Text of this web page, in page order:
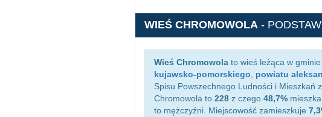
WIEŚ CHROMOWOLA -
Wieś Chromowola to wieś leżąca w gminie
kujawsko-pomorskiego
powiatu
Spisu Powszechnego Ludności i Mieszkań
Chromowola to 228 z czego 48,7%
to mężczyźni. Miejscowość zamieszkuje